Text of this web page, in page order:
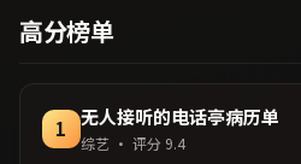
月24日于英国地区院线首
映，网络平台同步更新片
产影视资源大全免费条目索
引，支持片名与演员交叉检
索。）
高分榜单
1 无人接听的电话亭病历单
综艺 · 评分 9.4